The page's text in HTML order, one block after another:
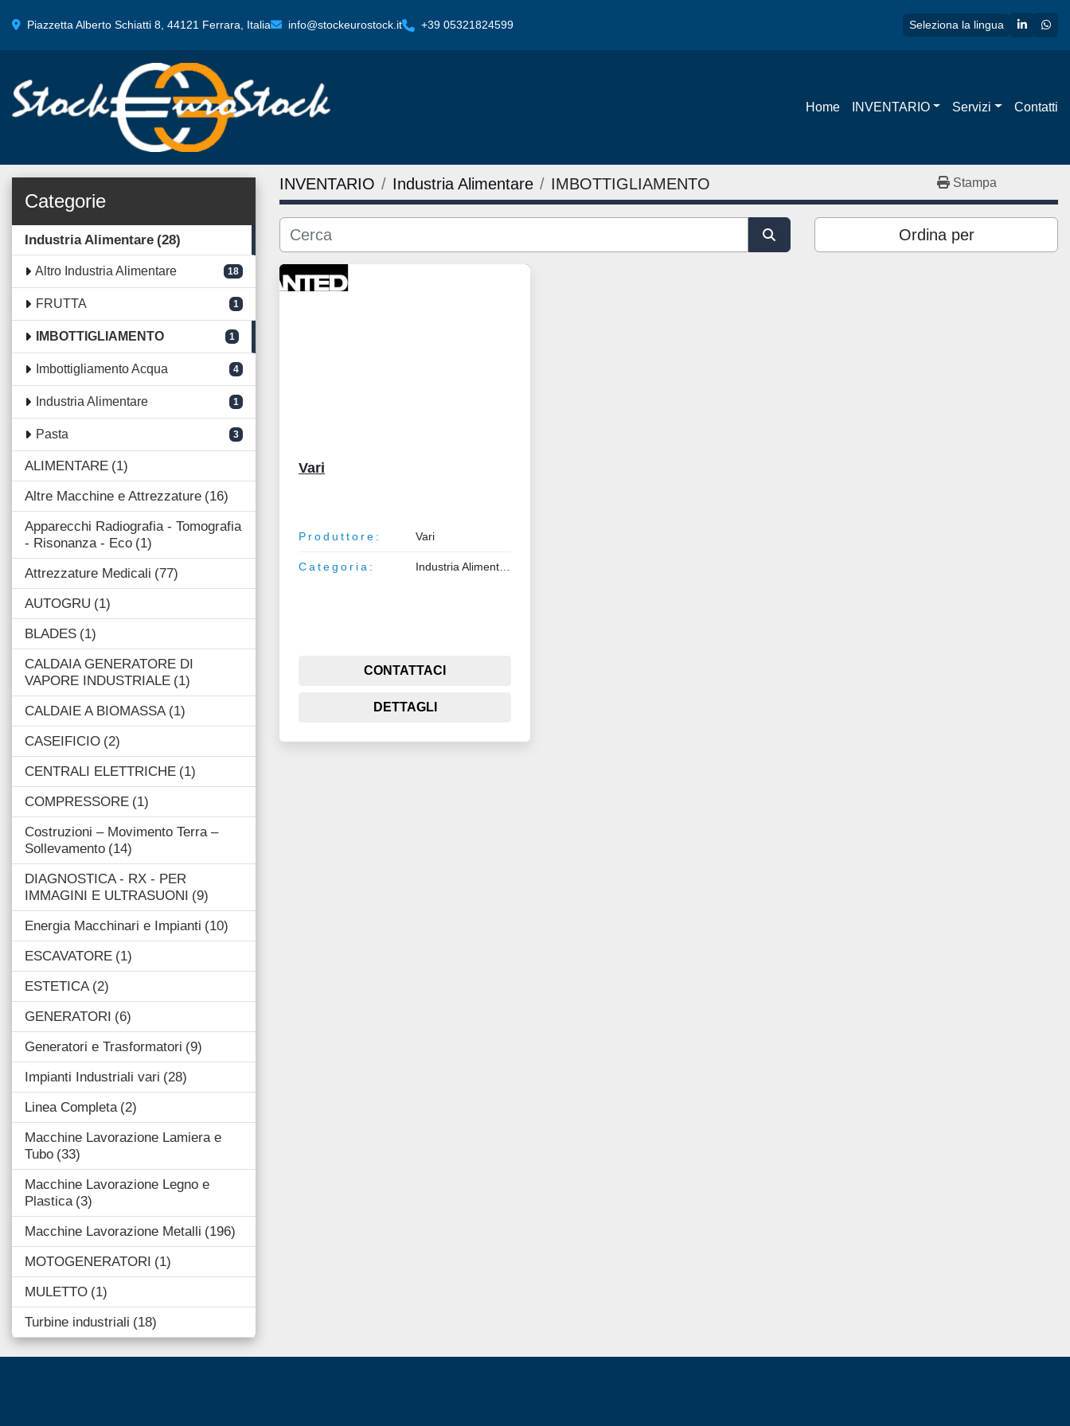
Piazzetta Alberto Schiatti 8, 44121 Ferrara, Italia info@stockeurostock.it +39 05321824599 Seleziona la lingua linkedin
Home INVENTARIO Servizi Contatti
Categorie
Industria Alimentare 28
Altro Industria Alimentare 18
FRUTTA 1
IMBOTTIGLIAMENTO 1
Imbottigliamento Acqua 4
Industria Alimentare 1
Pasta 3
ALIMENTARE 1
Altre Macchine e Attrezzature 16
Apparecchi Radiografia - Tomografia
- Risonanza - Eco 1
Attrezzature Medicali 77
AUTOGRU
1
BLADES 1
CALDAIA GENERATORE DI
VAPORE INDUSTRIALE 1
CALDAIE A BIOMASSA 1
CASEIFICIO 2
CENTRALI ELETTRICHE 1
COMPRESSORE 1
Costruzioni – Movimento Terra –
Sollevamento 14
DIAGNOSTICA - RX - PER
IMMAGINI E ULTRASUONI 9
Energia Macchinari e Impianti
10
ESCAVATORE 1
ESTETICA 2
GENERATORI 6
Generatori e Trasformatori 9
Impianti Industriali vari 28
Linea Completa 2
Macchine Lavorazione Lamiera e
Tubo 33
Macchine Lavorazione Legno e
Plastica 3
Macchine Lavorazione Metalli
196
MOTOGENERATORI
1
MULETTO 1
Turbine industriali
18
INVENTARIO Industria Alimentare IMBOTTIGLIAMENTO Stampa
Ordina per
Vari
Produttore: Vari
Categoria:
CONTATTACI
DETTAGLI